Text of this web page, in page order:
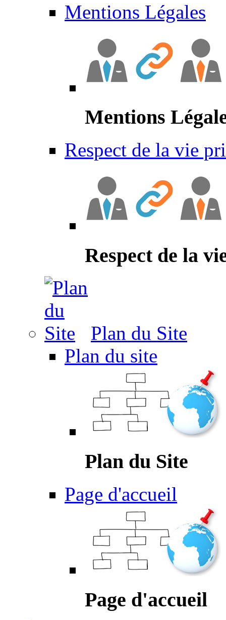
Mentions Légales
Mentions
Respect de la vie
Respect de la
Plan du Site
Plan du site
Plan du Site
Page d'accueil
Page d'accueil